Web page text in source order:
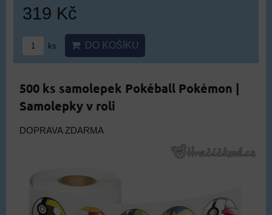
319 Kč
ks DO KOŠÍKU
500 ks samolepek Pokéball Pokémon |
Samolepky v roli
DOPRAVA ZDARMA